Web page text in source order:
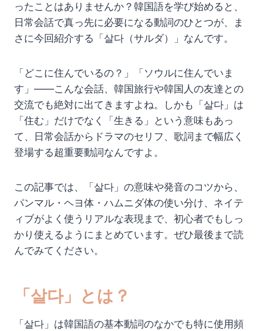
ったことはありませんか？韓国語を学び始めると、
日常会話で真っ先に必要になる動詞のひとつが、ま
さに今回紹介する「살다（サルダ）」なんです。
「どこに住んでいるの？」「ソウルに住んでいま
す」——こんな会話、韓国旅行や韓国人の友達との
交流でも絶対に出てきますよね。しかも「살다」は
「住む」だけでなく「生きる」という意味もあっ
て、日常会話からドラマのセリフ、歌詞まで幅広く
登場する超重要動詞なんですよ。
この記事では、「살다」の意味や発音のコツから、
パンマル・ヘヨ体・ハムニダ体の使い分け、ネイテ
ィブがよく使うリアルな表現まで、初心者でもしっ
かり使えるようにまとめています。ぜひ最後まで読
んでみてください。
「살다」とは？
「살다」は韓国語の基本動詞のなかでも特に使用頻